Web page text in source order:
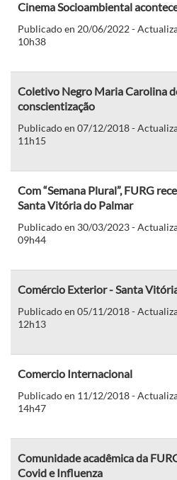
Cinema Socioambiental
Publicado en 20/06/2022 -
10h38
Coletivo Negro Maria Carolina
conscientização
Publicado en 07/12/2018 -
11h15
Com “Semana Plural”, FURG
Santa Vitória do Palmar
Publicado en 30/03/2023 -
09h44
Comércio Exterior - Santa
Publicado en 05/11/2018 -
12h13
Comercio Internacional
Publicado en 11/12/2018 -
14h47
Comunidade acadêmica da
Covid e Influenza